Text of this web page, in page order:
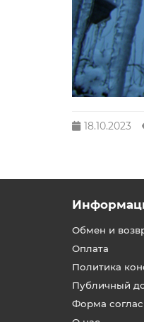
18.10.2023
Обмен и
Оплата
Политика
Публичный
Форма